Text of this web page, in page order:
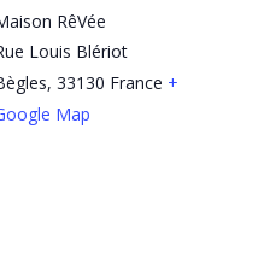
RêVée
Louis Blériot
, 33130 France +
Map